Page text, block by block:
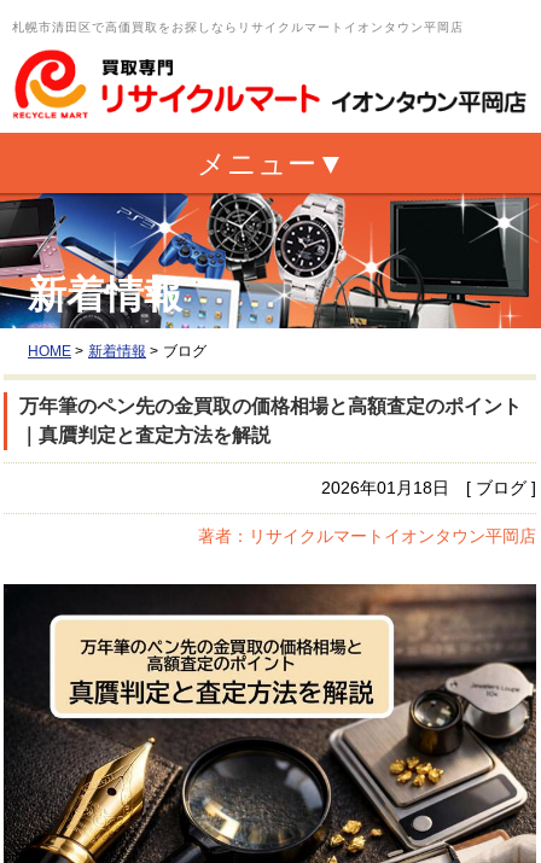
札幌市清田区で高価買取をお探しならリサイクルマートイオンタウン平岡店
新着情報
HOME > 新着情報 > ブログ
万年筆のペン先の金買取の価格相場と高額査定のポイント
｜真贋判定と査定方法を解説
2026年01月18日 [ ブログ ]
著者：リサイクルマートイオンタウン平岡店